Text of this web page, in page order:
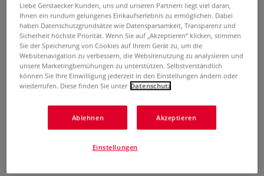
Cléopâtre Herzpuzzle 80 Teile, 19
Liebe Gerstaecker Kunden, uns und unseren Partnern liegt viel daran,
Ihnen ein rundum gelungenes Einkaufserlebnis zu ermöglichen. Dabei
haben Datenschutzgrundsätze wie Datensparsamkeit, Transparenz und
Sicherheit höchste Priorität. Wenn Sie auf „Akzeptieren“ klicken, stimmen
Sie der Speicherung von Cookies auf Ihrem Gerät zu, um die
Websitenavigation zu verbessern, die Websitenutzung zu analysieren und
unsere Marketingbemühungen zu unterstützen. Selbstverständlich
können Sie Ihre Einwilligung jederzeit in den Einstellungen ändern oder
wiederrufen. Diese finden Sie unter Datenschutz
Ablehnen Akzeptieren
Einstellungen